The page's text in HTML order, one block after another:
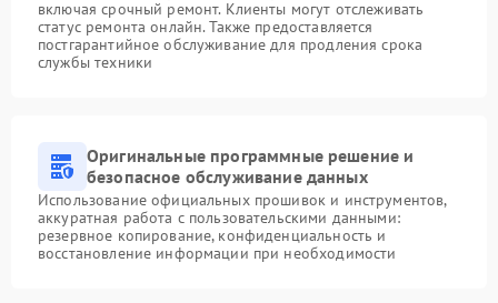
включая срочный ремонт. Клиенты могут отслеживать
статус ремонта онлайн. Также предоставляется
постгарантийное обслуживание для продления срока
службы техники
Оригинальные программные решение и
безопасное обслуживание данных
Использование официальных прошивок и инструментов,
аккуратная работа с пользовательскими данными:
резервное копирование, конфиденциальность и
восстановление информации при необходимости